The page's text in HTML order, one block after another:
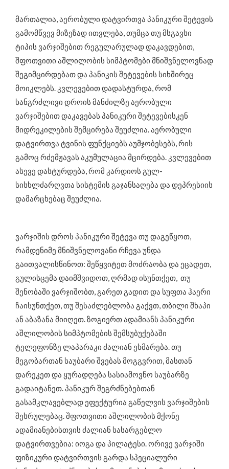
მართალია, აერობული დატვირთვა პანიკური შეტევის
გამომწვევ მიზეზად ითვლება, თუმცა თუ მსგავსი
ტიპის ვარჯიშებით რეგულარულად დაკავდებით,
შფოთვითი აშლილობის სიმპტომები მნიშვნელოვნად
შეგიმცირდებათ და პანიკის შეტევების სიხშირეც
მოიკლებს. კვლევებით დადასტურდა, რომ
ხანგრძლივი დროის მანძილზე აერობული
ვარჯიშებით დაკავებას პანიკური შეტევებისკენ
მიდრეკილების შემცირება შეუძლია. აერობული
დატვირთვა ტვინის ფუნქციებს აუმჯობესებს, რის
გამოც რძემჟავას აკუმულაცია მცირდება. კვლევებით
ასევე დასტურდება, რომ კარდიოს გულ-
სისხლძარღვთა სისტემის გაჯანსაღება და დეპრესიის
დამარცხებაც შეუძლია.
ვარჯიშის დროს პანიკური შეტევა თუ დაგეწყოთ,
რამდენიმე მნიშვნელოვანი რჩევა უნდა
გაითვალისწინოთ: შეწყვიტეთ მოძრაობა და ეცადეთ,
გულისცემა დაიმშვიდოთ, ღრმად ისუნთქეთ, თუ
შენობაში ვარჯიშობთ, გარეთ გადით და სუფთა ჰაერი
ჩაისუნთქეთ, თუ შესაძლებლობა გაქვთ, თბილი შხაპი
ან აბაზანა მიიღეთ. ზოგიერთ ადამიანს პანიკური
აშლილობის სიმპტომების შემსუბუქებაში
ტელეფონზე ლაპარაკი ძალიან ეხმარება. თუ
მეგობართან საუბარი შვებას მოგგვრით, მასთან
დარეკეთ და ყურადღება სასიამოვნო საუბარზე
გადაიტანეთ. პანიკურ შეგრძნებებთან
გასამკლავებლად ეფექტურია გაწელვის ვარჯიშების
შესრულებაც. შფოთვითი აშლილობის მქონე
ადამიანებისთვის ძალიან სასარგებლო
დატვირთვებია: იოგა და პილატესი. ორივე ვარჯიში
ფიზიკური დატვირთვის გარდა სპეციალური